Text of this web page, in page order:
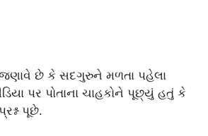
જણાવે છે કે સદગુરુને મળતા પહેલા
પર પોતાના ચાહકોને પૂછ્યું હતું કે
પૂછે.